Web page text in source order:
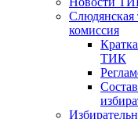
Слюдянская
комиссия
ТИК